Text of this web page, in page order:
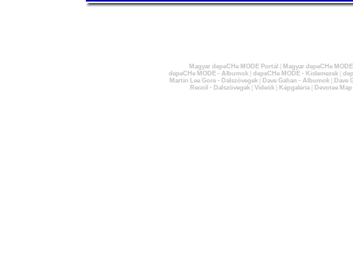
Magyar depeCHe MODE Portál
Magyar depeCHe
depeCHe MODE - Albumok| depeCHe MODE - Kislemezek|
Martin Lee Gore - Dalszövegek| Dave Gahan - Albumok|
Dave
Recoil - Dalszövegek| Videók| Képgaléria| Devotee Map